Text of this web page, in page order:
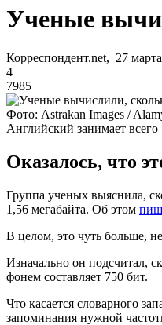
Ученые
Корреспондент.net, 27
4
7985
Фото: Astrakan Images /
Английский занимает всего
Оказалось, что
Группа ученых выяснила,
1,56 мегабайта. Об этом
В целом, это чуть больше,
Изначально он подсчитал,
фонем составляет 750 бит.
Что касается словарного
запоминания нужной